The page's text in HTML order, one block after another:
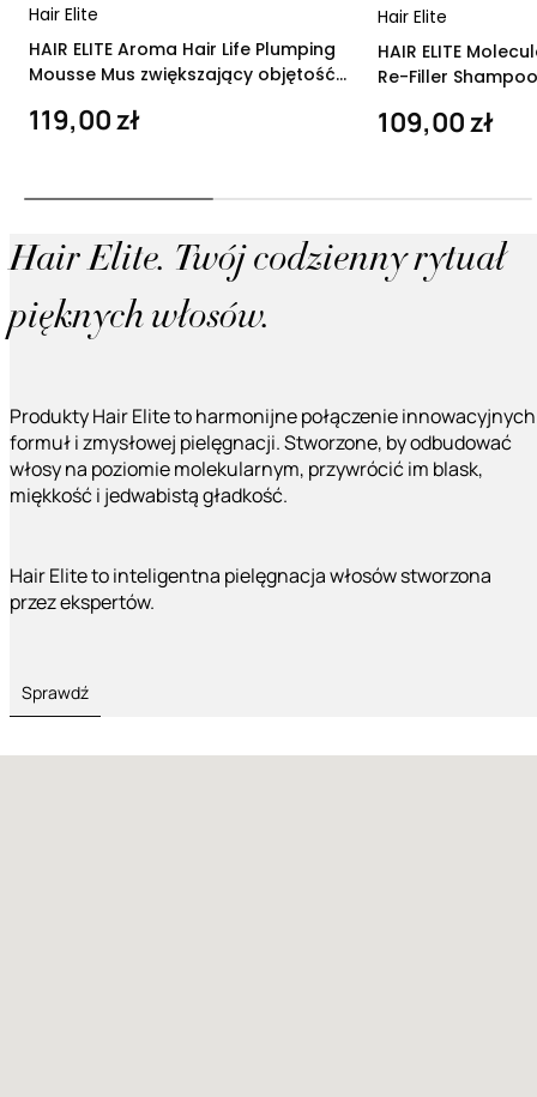
Hair Elite
HAIR ELITE Aroma Hair Life Plumping
Mousse Mus zwiększający objętość
119,00 zł
Hair Elite
HAIR ELITE
Re-Filler
109,00 zł
Hair Elite. Twój codzienny rytuał
pięknych włosów.
Produkty Hair Elite to harmonijne połączenie innowacyjnych
formuł i zmysłowej pielęgnacji. Stworzone, by odbudować
włosy na poziomie molekularnym, przywrócić im blask,
miękkość i jedwabistą gładkość.
Hair Elite to inteligentna pielęgnacja włosów stworzona
przez ekspertów.
Sprawdź